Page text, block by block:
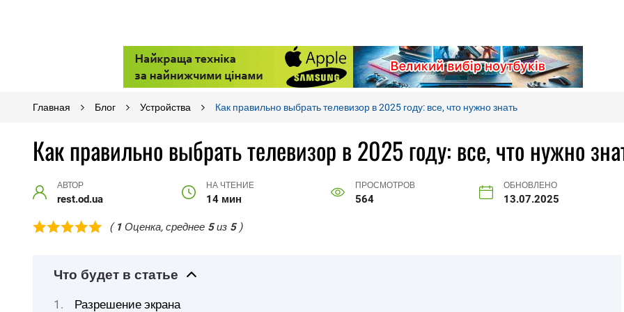
Главная Блог Устройства Как правильно выбрать телевизор в 2025 году: все, что нужно знать
Как правильно выбрать телевизор в 2025 году: все, что нужно
АВТОР
rest.od.ua
НА ЧТЕНИЕ
14 мин
ПРОСМОТРОВ
564
ОБНОВЛЕНО
13.07.2025
( 1 Оценка, среднее 5из 5)
Что будет в статье
Разрешение экрана